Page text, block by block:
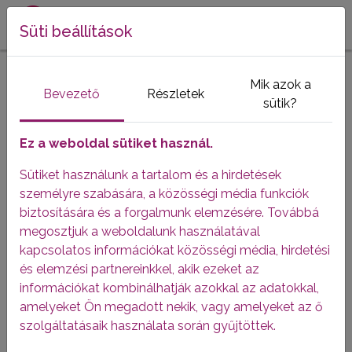
HÍREK ÉS BLOG
Duplán nemes ügy: közös
összefogásban a Plazma Pont és az
Süti beállítások
Bevezető Részletek
Mik azok a
sütik?
Ez a weboldal sütiket használ.
Sütiket használunk a tartalom és a hirdetések
személyre szabására, a közösségi média funkciók
biztosítására és a forgalmunk elemzésére. Továbbá
megosztjuk a weboldalunk használatával
kapcsolatos információkat közösségi média, hirdetési
és elemzési partnereinkkel, akik ezeket az
információkat kombinálhatják azokkal az adatokkal,
amelyeket Ön megadott nekik, vagy amelyeket az ő
szolgáltatásaik használata során gyűjtöttek.